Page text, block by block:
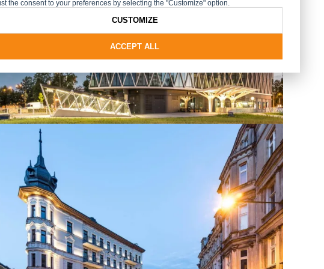
the consent to your preferences by selecting the "Customize" option.
ACCEPT ALL
CUSTOMIZE